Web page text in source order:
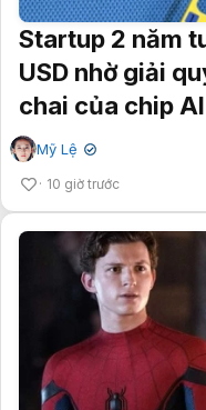
Startup 2 năm
USD nhờ giải
chai của chip AI
Mỹ Lệ ✔
10 giờ trước